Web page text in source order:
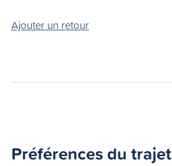
Ajouter un retour
Préférences du trajet